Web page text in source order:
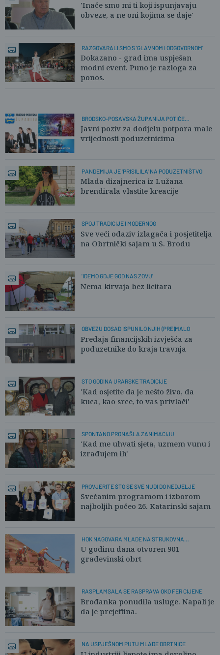
TVRTKE
'Inače smo mi ti koji ispunjavaju
obveze, a ne oni kojima se daje'
RAZGOVARALI SMO S 'GLAVNOM I ODGOVORNOM'
Dokazano - grad ima uspješan
modni event. Puno je razloga za
ponos.
BRODSKO-POSAVSKA ŽUPANIJA POTIČE
PODUZETNIŠTVO
Javni poziv za dodjelu potpora male
vrijednosti poduzetnicima
PANDEMIJA JE 'PRISILILA' NA PODUZETNIŠTVO
Mlada dizajnerica iz Lužana
brendirala vlastite kreacije
SPOJ TRADICIJE I MODERNOG
Sve veći odaziv izlagača i posjetitelja
na Obrtnički sajam u S. Brodu
'IDEMO GDJE GOD NAS ZOVU'
Nema kirvaja bez licitara
OBVEZU DOSAD ISPUNILO NJIH (PRE)MALO
Predaja financijskih izvješća za
poduzetnike do kraja travnja
STO GODINA URARSKE TRADICIJE
'Kad osjetite da je nešto živo, da
kuca, kao srce, to vas privlači'
SPONTANO PRONAŠLA ZANIMACIJU
'Kad me uhvati sjeta, uzmem vunu i
izrađujem ih'
PROVJERITE ŠTO SE SVE NUDI DO NEDJELJE
Svečanim programom i izborom
najboljih počeo 26. Katarinski sajam
HOK NAGOVARA MLADE NA STRUKOVNA
ZANIMANJA
U godinu dana otvoren 901
građevinski obrt
RASPLAMSALA SE RASPRAVA OKO FER CIJENE
Brođanka ponudila usluge. Napali je
da je prejeftina.
NA USPJEŠNOM PUTU MLADE OBRTNICE